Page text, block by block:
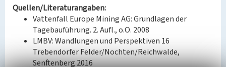
Quellen/Literaturangaben:
Vattenfall Europe Mining AG: Grundlagen der
Tagebauführung. 2. Aufl., o.O. 2008
LMBV: Wandlungen und Perspektiven 16
Trebendorfer Felder/Nochten/Reichwalde,
Senftenberg 2016